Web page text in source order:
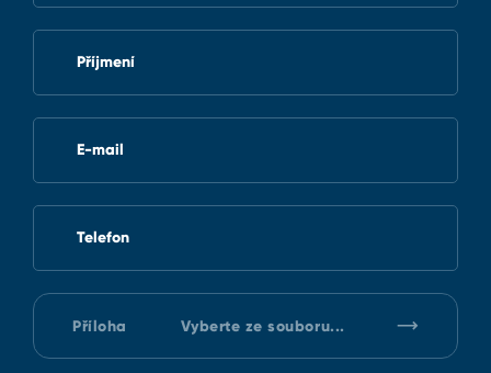
Příjmení
E-mail
Telefon
Příloha Vyberte ze souboru...